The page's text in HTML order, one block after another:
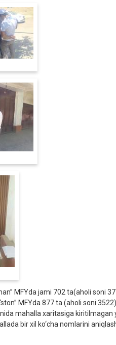
MFYda jami 702 ta(aholi soni
MFYda 877 ta (aholi soni
mahalla xaritasiga
bir xil ko‘cha nomlarini